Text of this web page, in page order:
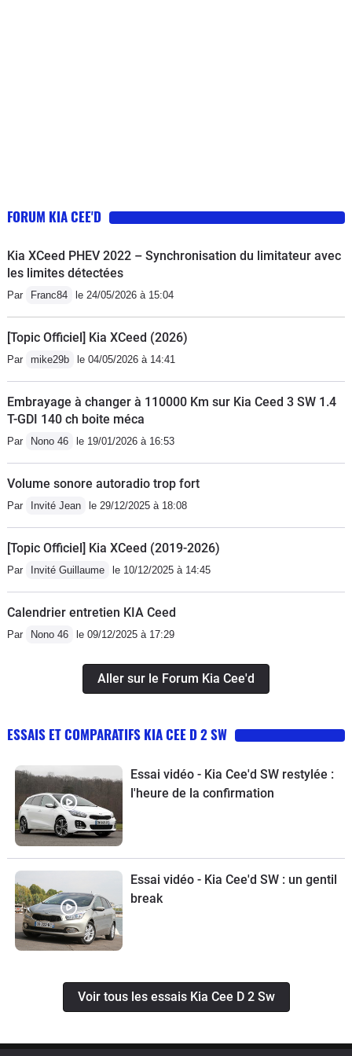
de jour. Le laqué noir à l'intérieur. Les
Déjà la voiture est très jolie. Encore
Le moteur que les gens jugent "creux
en bas" est en fait plutôt plein pour un
couple dés les bas regimes! C'est la
impression. Il ne faut pas oublier que
avec une boîte plutôt longue! Il ne faut
pas avoir peur de dépasser les
4000rpm le rupteur est à 6800! Niveau
conso. En conduite douce on tombe
sous les 6.5 ce qui est très bien pour
un break. En conduite très eco j'arrive
à tomber à 6.0l au 100km. Pas mal
pour un essence 145cv et 180nm
chauffe vite (vive l'essence). Fait un
joli bruit (à mort les diesel qui pue). Et
malgré un amortissement confortable
certes un peu floue avec les pneus
d'origine. Problème réglé avec un train
de pneu digne de ce nom. J'ai fait
reprogrammer la mienne chez BR
Performance et c'est un régal jusqu'a
7000rpm. J'ai aussi installé un kit
xénon 6000k de chez France xenon.
Bien au dessus des concurrentes SW
essence de chez VW ou Peugeot... Je
3 cyl 1.0 turbo... Et préfère
l'athmospherique 1.6 4cyl par ailleurs
La boîte et l'embrayage sont très
FORUM KIA CEE'D
Kia XCeed PHEV 2022 – Synchronisation du limitateur avec
les limites détectées
Par Franc84 le 24/05/2026 à 15:04
[Topic Officiel] Kia XCeed (2026)
Par mike29b le 04/05/2026 à 14:41
Embrayage à changer à 110000 Km sur Kia Ceed 3 SW 1.4
T-GDI 140 ch boite méca
Par Nono 46 le 19/01/2026 à 16:53
Volume sonore autoradio trop fort
Par Invité Jean le 29/12/2025 à 18:08
[Topic Officiel] Kia XCeed (2019-2026)
Par Invité Guillaume le 10/12/2025 à 14:45
Calendrier entretien KIA Ceed
Par Nono 46 le 09/12/2025 à 17:29
Aller sur le Forum Kia Cee'd
ESSAIS ET COMPARATIFS KIA CEE D 2 SW
Essai vidéo - Kia Cee'd SW restylée :
l'heure de la confirmation
Essai vidéo - Kia Cee'd SW : un gentil
break
Voir tous les essais Kia Cee D 2 Sw